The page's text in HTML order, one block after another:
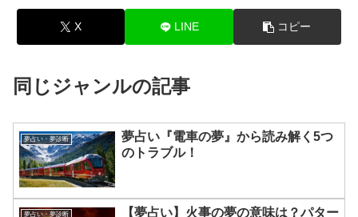
X LINE コピー
同じジャンルの記事
夢占い・夢診断
夢占い『電車の夢』から読み解く5つ
のトラブル！
夢占い・夢診断
【夢占い】火事の夢の意味は？パター